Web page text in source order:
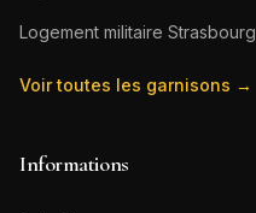
Logement militaire Strasbourg
Voir toutes les garnisons →
Informations